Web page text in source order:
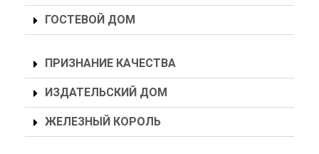
ГОСТЕВОЙ ДОМ
ПРИЗНАНИЕ КАЧЕСТВА
ИЗДАТЕЛЬСКИЙ ДОМ
ЖЕЛЕЗНЫЙ КОРОЛЬ